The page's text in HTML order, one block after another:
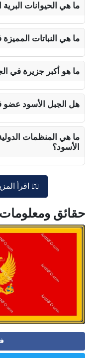
ما هي الحيوانات
ما هي النباتات
ما هو أكبر جزيرة في
هل الجبل الأسود عضو
ما هي المنظمات
الأسود؟
📖 اقرأ
حقائق